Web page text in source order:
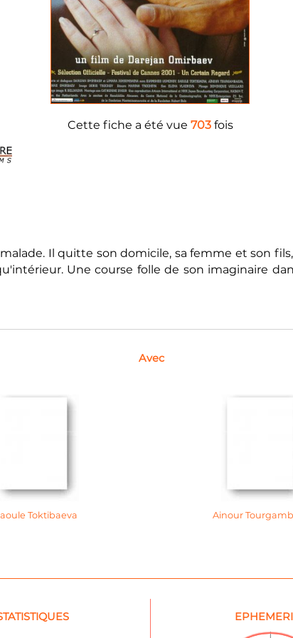
Cette fiche a été vue 703fois
Il quitte son domicile, sa femme et son
Une course folle de son imaginaire
Avec
Toktibaeva Ainour